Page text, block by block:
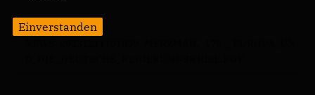
Einverstanden